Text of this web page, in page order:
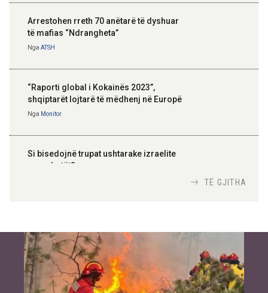
Arrestohen rreth 70 anëtarë të dyshuar
të mafias “Ndrangheta”
Nga ATSH
“Raporti global i Kokainës 2023”,
shqiptarët lojtarë të mëdhenj në Europë
Nga Monitor
Si bisedojnë trupat ushtarake izraelite
me robotët?
inteligjente izraelite
NgaOr Shalom
TË GJITHA